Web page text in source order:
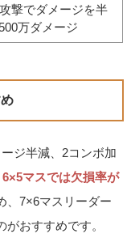
撃でダメージを半
万ダメージ
ジ半減、2コンボ加
6×5マスでは欠損率が
、7×6マスリーダー
おすすめです。